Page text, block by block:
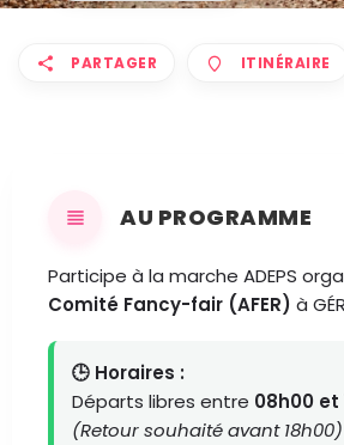
PARTAGER ITINÉRAIRE
AU PROGRAMME
Participe à la marche ADEPS
Comité Fancy-fair (AFER) à
🕒 Horaires :
Départs libres entre 08h00 et
(Retour souhaité avant 18h00)